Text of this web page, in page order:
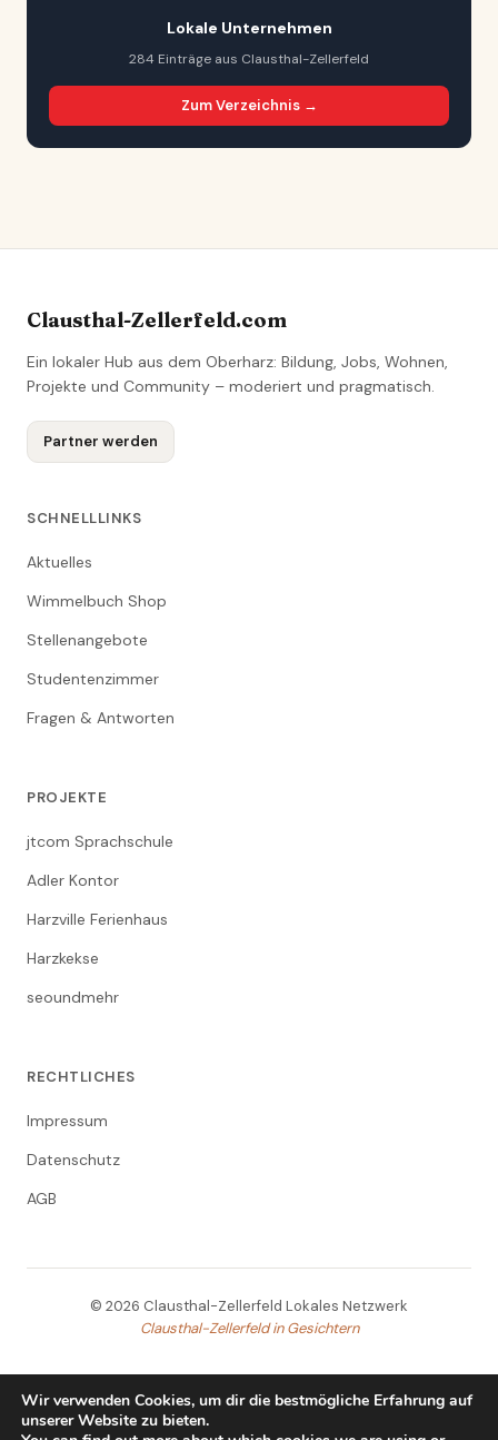
Lokale Unternehmen
284 Einträge aus Clausthal-Zellerfeld
Zum Verzeichnis →
Clausthal-Zellerfeld.com
Ein lokaler Hub aus dem Oberharz: Bildung, Jobs, Wohnen,
Projekte und Community – moderiert und pragmatisch.
Partner werden
SCHNELLLINKS
Aktuelles
Wimmelbuch Shop
Stellenangebote
Studentenzimmer
Fragen & Antworten
PROJEKTE
jtcom Sprachschule
Adler Kontor
Harzville Ferienhaus
Harzkekse
seoundmehr
RECHTLICHES
Impressum
Datenschutz
AGB
© 2026 Clausthal-Zellerfeld Lokales Netzwerk
Clausthal-Zellerfeld in Gesichtern
Wir verwenden Cookies, um dir die bestmögliche Erfahrung auf
unserer Website zu bieten.